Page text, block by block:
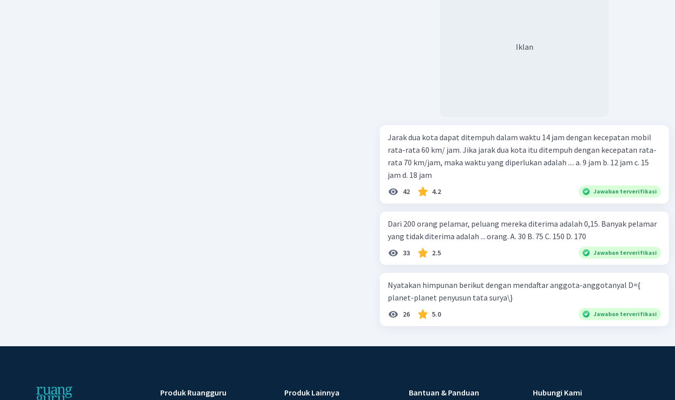
Iklan
Jarak dua kota dapat ditempuh dalam waktu 14 jam dengan kecepatan mobil
rata-rata 60 km/ jam. Jika jarak dua kota itu ditempuh dengan kecepatan rata-
rata 70 km/jam, maka waktu yang diperlukan adalah .... a. 9 jam b. 12 jam c. 15
jam d. 18 jam
42 4.2 Jawaban terverifikasi
Dari 200 orang pelamar, peluang mereka diterima adalah 0,15. Banyak pelamar
yang tidak diterima adalah ... orang. A. 30 B. 75 C. 150 D. 170
33 2.5 Jawaban terverifikasi
Nyatakan himpunan berikut dengan mendaftar anggota-anggotanyal D={
planet-planet penyusun tata surya\}
26 5.0 Jawaban terverifikasi
Produk Ruangguru Produk Lainnya Bantuan & Panduan Hubungi Kami